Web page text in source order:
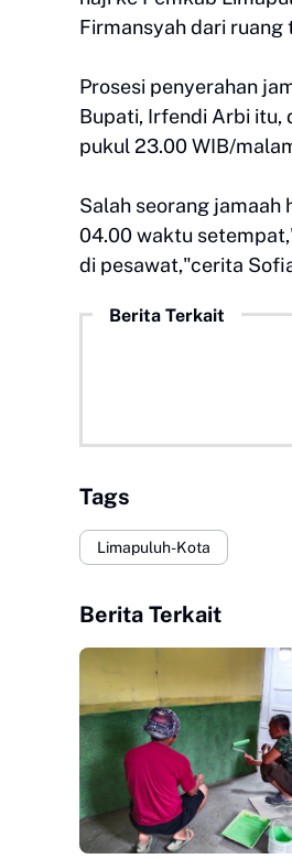
Firmansyah dari ruang
Prosesi penyerahan
Bupati, Irfendi Arbi itu,
pukul 23.00 WIB/
Salah seorang
04.00 waktu
di pesawat,"cerita
Berita Terkait
Tags
Limapuluh-Kota
Berita Terkait